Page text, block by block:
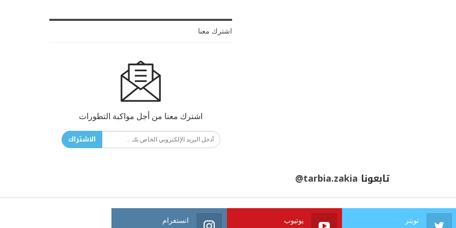
اشترك معنا
اشترك معنا من أجل مواكبة التطورات
الاشتراك
تابعونا @tarbia.zakia
تويتر يوتيوب انستغرام